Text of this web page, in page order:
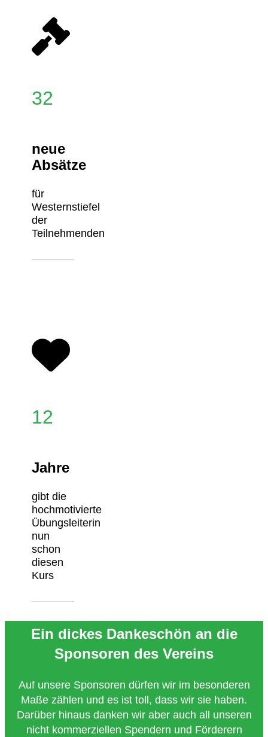
32
neue
Absätze
für
Westernstiefel
der
Teilnehmenden
12
Jahre
gibt die
hochmotivierte
Übungsleiterin
nun
schon
diesen
Kurs
Ein dickes Dankeschön an die
Sponsoren des Vereins
Auf unsere Sponsoren dürfen wir im besonderen
Maße zählen und es ist toll, dass wir sie haben.
Darüber hinaus danken wir aber auch all unseren
nicht kommerziellen Spendern und Förderern